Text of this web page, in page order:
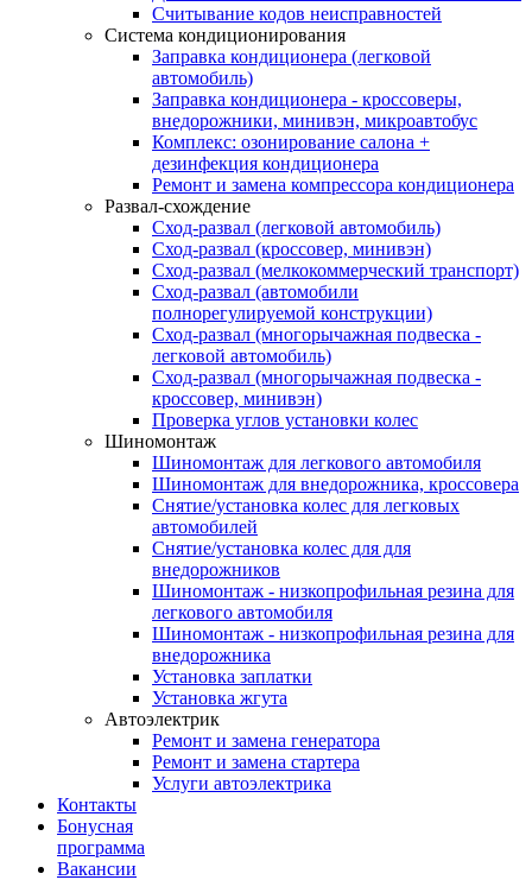
Считывание кодов неисправностей
Система кондиционирования
Заправка кондиционера (легковой
автомобиль)
Заправка кондиционера - кроссоверы,
внедорожники, минивэн, микроавтобус
Комплекс: озонирование салона +
дезинфекция кондиционера
Ремонт и замена компрессора кондиционера
Развал-схождение
Сход-развал (легковой автомобиль)
Сход-развал (кроссовер, минивэн)
Сход-развал (мелкокоммерческий транспорт)
Сход-развал (автомобили
полнорегулируемой конструкции)
Сход-развал (многорычажная подвеска -
легковой автомобиль)
Сход-развал (многорычажная подвеска -
кроссовер, минивэн)
Проверка углов установки колес
Шиномонтаж
Шиномонтаж для легкового автомобиля
Шиномонтаж для внедорожника, кроссовера
Снятие/установка колес для легковых
автомобилей
Снятие/установка колес для для
внедорожников
Шиномонтаж - низкопрофильная резина для
легкового автомобиля
Шиномонтаж - низкопрофильная резина для
внедорожника
Установка заплатки
Установка жгута
Автоэлектрик
Ремонт и замена генератора
Ремонт и замена стартера
Услуги автоэлектрика
Контакты
Бонусная
программа
Вакансии